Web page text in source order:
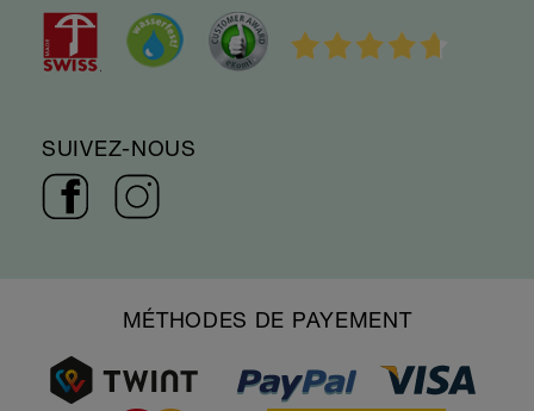
SUIVEZ-NOUS
MÉTHODES DE PAYEMENT